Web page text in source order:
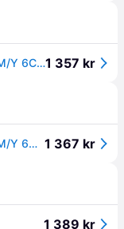
HP HP 924 Blekkpatron Multipack BK/C/M/Y 6C3Z1NE1 357 kr
HP HP 924 Blekkpatron Multipack BK/C/M/Y 6C3Z1NE Tilsvarer: N/A 1 367 kr
1 389 kr